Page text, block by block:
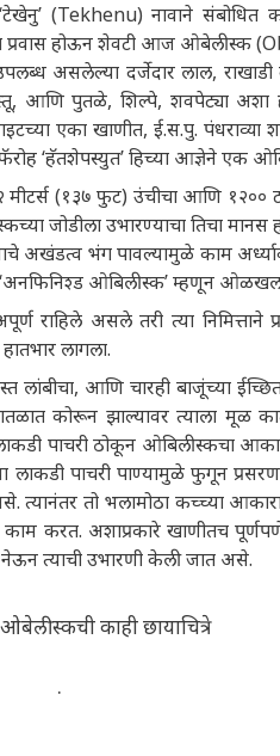
(Tekhenu) नावाने संबोधित
प्रवास होऊन शेवटी आज ओबेलीस्क
असलेल्या दर्जेदार लाल, राखाडी
पुतळे, शिल्पे, शवपेट्या अशा
एका खाणीत, ई.स.पु. पंधराव्या
‘हॅतशेपस्युत’ हिच्या आज्ञेने एक
४२ मीटर्स (१३७ फुट) उंचीचा आणि
जोडीला उभारण्याचा तिचा मानस
अखंडत्व भंग पावल्यामुळे काम
ओबिलीस्क’ म्हणून
असले तरी त्या निमित्ताने
लागला.
आणि चारही बाजूंच्या
कोरून झाल्यावर त्याला मूळ
पाचरी ठोकून ओबिलीस्कचा आकार
पाचरी पाण्यामुळे फुगून
तो भलामोठा कच्च्या
काम करत. अशाप्रकारे खाणीतच
त्याची उभारणी केली जात असे.
काही छायाचित्रे
.